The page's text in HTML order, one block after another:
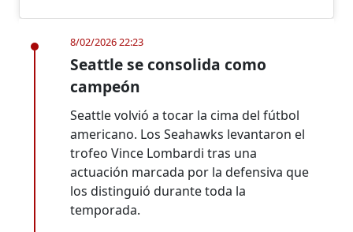
8/02/2026 22:23
Seattle se consolida como
campeón
Seattle volvió a tocar la cima del fútbol
americano. Los Seahawks levantaron el
trofeo Vince Lombardi tras una
actuación marcada por la defensiva que
los distinguió durante toda la
temporada.